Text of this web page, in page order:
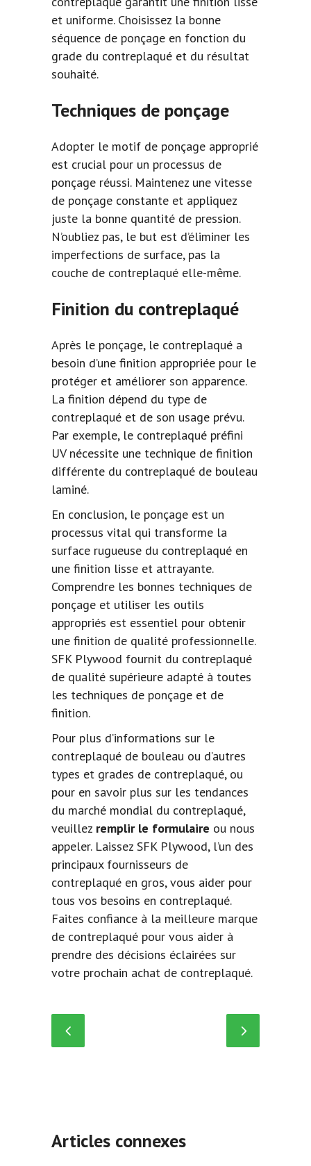
et uniforme. Choisissez la bonne
séquence de ponçage en fonction du
grade du contreplaqué et du résultat
souhaité.
Techniques de ponçage
Adopter le motif de ponçage approprié
est crucial pour un processus de
ponçage réussi. Maintenez une vitesse
de ponçage constante et appliquez
juste la bonne quantité de pression.
N’oubliez pas, le but est d’éliminer les
imperfections de surface, pas la
couche de contreplaqué elle-même.
Finition du contreplaqué
Après le ponçage, le contreplaqué a
besoin d’une finition appropriée pour le
protéger et améliorer son apparence.
La finition dépend du type de
contreplaqué et de son usage prévu.
Par exemple, le contreplaqué préfini
UV nécessite une technique de finition
différente du contreplaqué de bouleau
laminé.
En conclusion, le ponçage est un
processus vital qui transforme la
surface rugueuse du contreplaqué en
une finition lisse et attrayante.
Comprendre les bonnes techniques de
ponçage et utiliser les outils
appropriés est essentiel pour obtenir
une finition de qualité professionnelle.
SFK Plywood fournit du contreplaqué
de qualité supérieure adapté à toutes
les techniques de ponçage et de
finition.
Pour plus d’informations sur le
contreplaqué de bouleau ou d’autres
types et grades de contreplaqué, ou
pour en savoir plus sur les tendances
du marché mondial du contreplaqué,
veuillez remplir le formulaire ou nous
appeler. Laissez SFK Plywood, l’un des
principaux fournisseurs de
contreplaqué en gros, vous aider pour
tous vos besoins en contreplaqué.
Faites confiance à la meilleure marque
de contreplaqué pour vous aider à
prendre des décisions éclairées sur
votre prochain achat de contreplaqué.
Articles connexes